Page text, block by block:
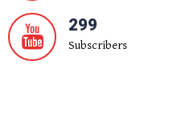
299
Subscribers